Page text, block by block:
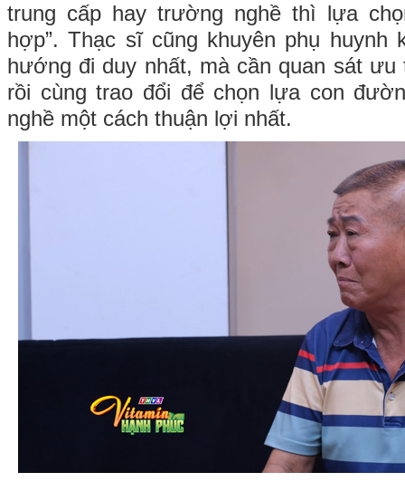
trung cấp hay trường nghề thì lựa
hợp”. Thạc sĩ cũng khuyên phụ huynh
hướng đi duy nhất, mà cần quan sát
rồi cùng trao đổi để chọn lựa con
nghề một cách thuận lợi nhất.